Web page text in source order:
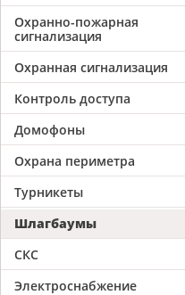
Охранно-пожарная
сигнализация
Охранная сигнализация
Контроль доступа
Домофоны
Охрана периметра
Турникеты
Шлагбаумы
СКС
Электроснабжение